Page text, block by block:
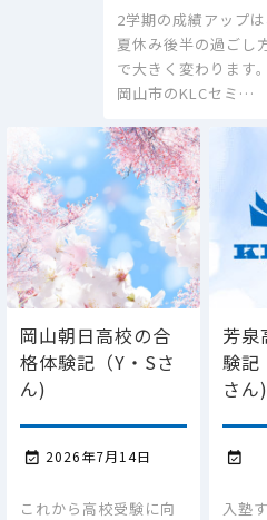
2学期の成績アップは
夏休み後半の過ごし
で大きく変わります。
岡山市のKLCセミ…
岡山朝日高校の合
格体験記（Y・Sさ
ん)
 2026年7月14日
これから高校受験に向
芳泉
験
さん)

入塾